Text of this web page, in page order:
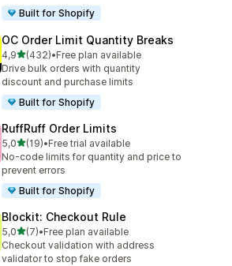
Built for Shopify
OC Order Limit Quantity Breaks
4,9na 5 gwiazdek
(432)
Łączna liczba recenzji: 432
•Free plan available
Drive bulk orders with quantity
discount and purchase limits
Built for Shopify
RuffRuff Order Limits
5,0na 5 gwiazdek
(19)
Łączna liczba recenzji: 19
•Free trial available
No‑code limits for quantity and price to
prevent errors
Built for Shopify
Blockit: Checkout Rule
5,0na 5 gwiazdek
(7)
Łączna liczba recenzji: 7
•Free plan available
Checkout validation with address
validator to stop fake orders